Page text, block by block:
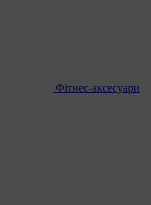
Фітнес-аксесуари